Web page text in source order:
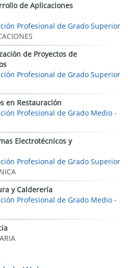
de Aplicaciones
Profesional de Grado Superior
de Proyectos de
Profesional de Grado Superior
en Restauración
Profesional de Grado Medio -
Electrotécnicos y
Profesional de Grado Superior
y Calderería
Profesional de Grado Medio -